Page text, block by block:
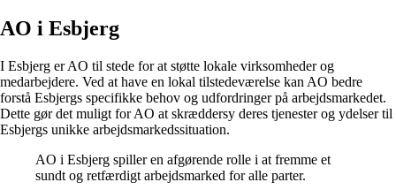
AO i Esbjerg
I Esbjerg er AO til stede for at støtte lokale virksomheder og
medarbejdere. Ved at have en lokal tilstedeværelse kan AO bedre
forstå Esbjergs specifikke behov og udfordringer på arbejdsmarkedet.
Dette gør det muligt for AO at skræddersy deres tjenester og ydelser til
Esbjergs unikke arbejdsmarkedssituation.
AO i Esbjerg spiller en afgørende rolle i at fremme et
sundt og retfærdigt arbejdsmarked for alle parter.